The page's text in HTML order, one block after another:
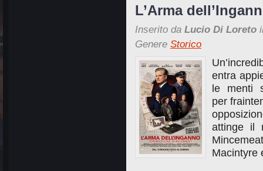
L’Arma
Inserito da Lucio Di Loreto
Genere Storico
entra
le menti
per
attinge il
Macintyre